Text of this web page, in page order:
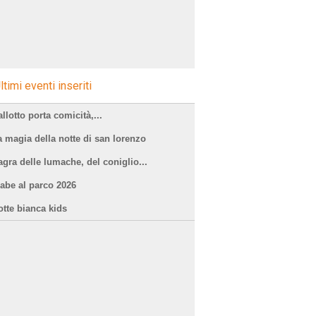
eventi inseriti
porta comicità,...
magia della notte di san lorenzo
delle lumache, del coniglio...
al parco 2026
bianca kids